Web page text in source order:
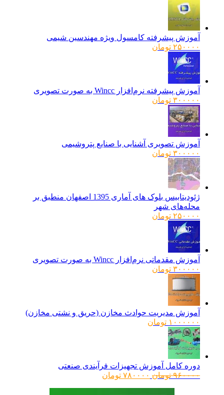
آموزش پیشرفته کامسول ویژه مهندسین شیمی
۲۵۰۰۰۰ تومان
آموزش پیشرفته نرم‌افزار Wincc به صورت تصویری
۳۰۰۰۰۰ تومان
آموزش تصویری آشنایی با صنایع پتروشیمی
۳۰۰۰۰۰ تومان
ژئودیتابیس بلوک های آماری 1395 اصفهان منطبق بر
محله‌های شهر
۲۵۰۰۰۰ تومان
آموزش مقدماتی نرم‌افزار Wincc به صورت تصویری
۳۰۰۰۰۰ تومان
آموزش مدیریت حوادث مخازن (حریق و نشتی مخازن)
۱۰۰۰۰۰۰ تومان
دوره کامل آموزش تجهیزات فرآیندی صنعتی
۹۶۰۰۰۰ تومانقیمت
۷۸۰۰۰۰ تومانقیمت